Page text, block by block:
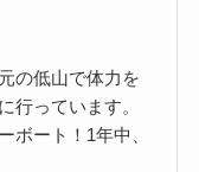
の低山で体力を
行っています。
ボート！1年中、